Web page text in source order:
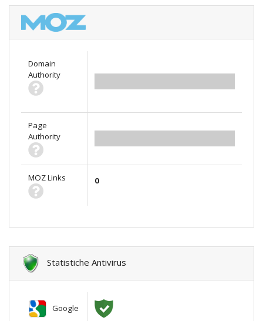
Domain
Authority
Page
Authority
MOZ Links 0
Statistiche Antivirus
Google